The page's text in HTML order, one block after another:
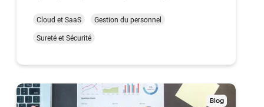
auquel l’utilisateur se connecte via une
connexion internet sécurisé. Ce mode Cloud
Cloud et SaaS
Gestion du personnel
Sureté et Sécurité
Blog